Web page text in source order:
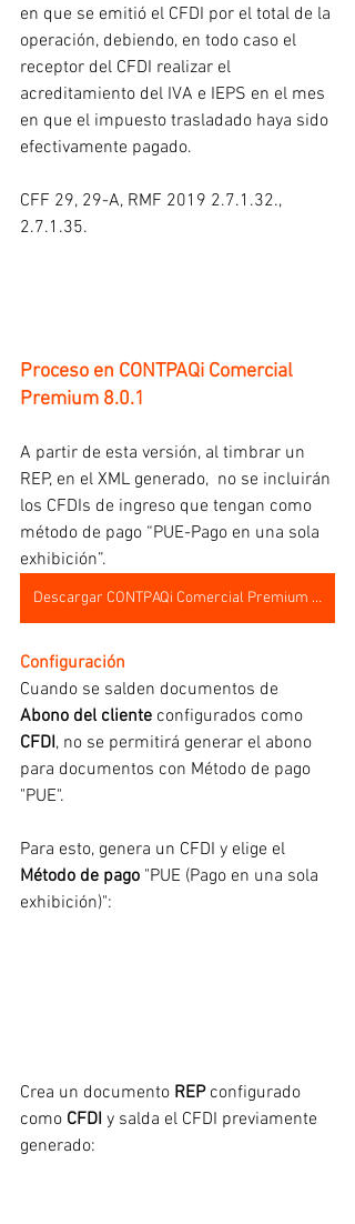
en que se emitió el CFDI por el total de la
operación, debiendo, en todo caso el
receptor del CFDI realizar el
acreditamiento del IVA e IEPS en el mes
en que el impuesto trasladado haya sido
efectivamente pagado.
CFF 29, 29-A, RMF 2019 2.7.1.32.,
2.7.1.35.
Proceso en CONTPAQi Comercial
Premium 8.0.1
A partir de esta versión, al timbrar un
REP, en el XML generado,  no se incluirán
los CFDIs de ingreso que tengan como
método de pago “PUE-Pago en una sola
exhibición”.
Descargar CONTPAQi Comercial Premium 8.0.1
Configuración
Cuando se salden documentos de
Abono del cliente configurados como
CFDI, no se permitirá generar el abono
para documentos con Método de pago
"PUE".
Para esto, genera un CFDI y elige el
Método de pago "PUE (Pago en una sola
exhibición)":
Crea un documento REP configurado
como CFDI y salda el CFDI previamente
generado: